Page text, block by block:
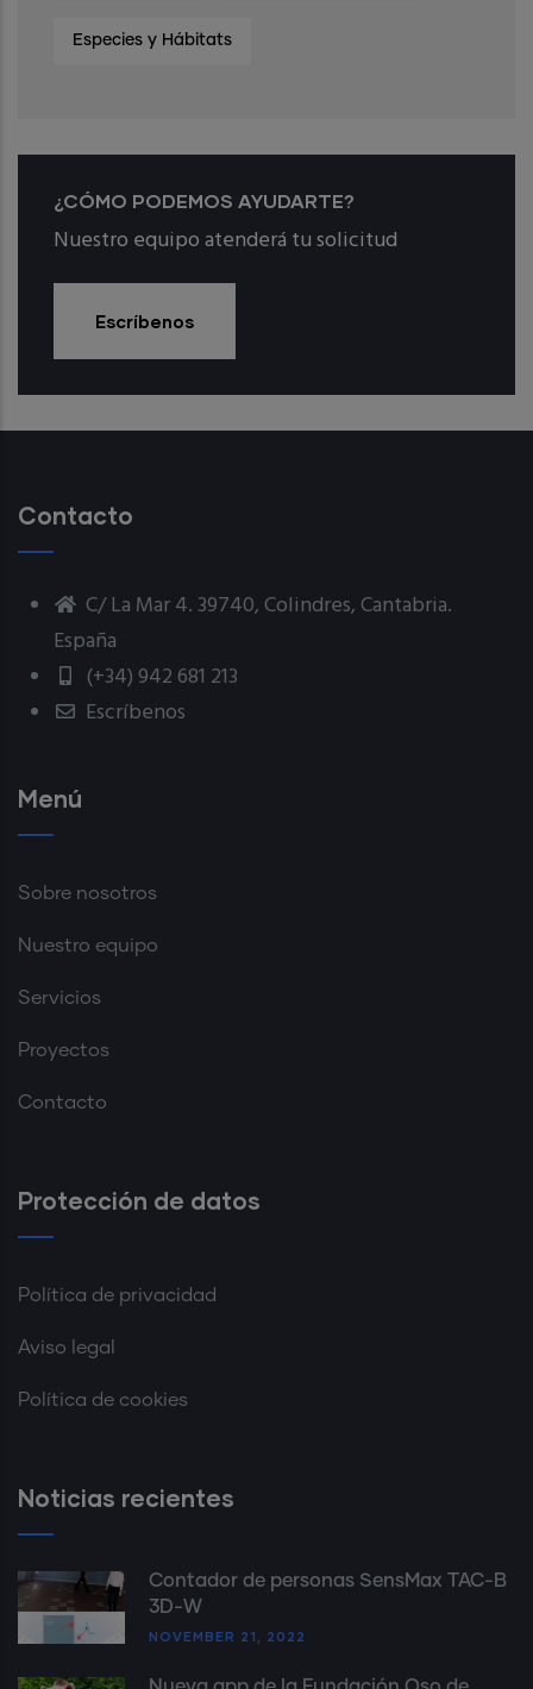
Especies y Hábitats
¿CÓMO PODEMOS AYUDARTE?
Nuestro equipo atenderá tu solicitud
Escríbenos
Contacto
C/ La Mar 4. 39740, Colindres, Cantabria.
España
(+34) 942 681 213
Escríbenos
Menú
Sobre nosotros
Nuestro equipo
Servicios
Proyectos
Contacto
Protección de datos
Política de privacidad
Aviso legal
Política de cookies
Noticias recientes
Contador de personas SensMax TAC-B
3D-W
NOVEMBER 21, 2022